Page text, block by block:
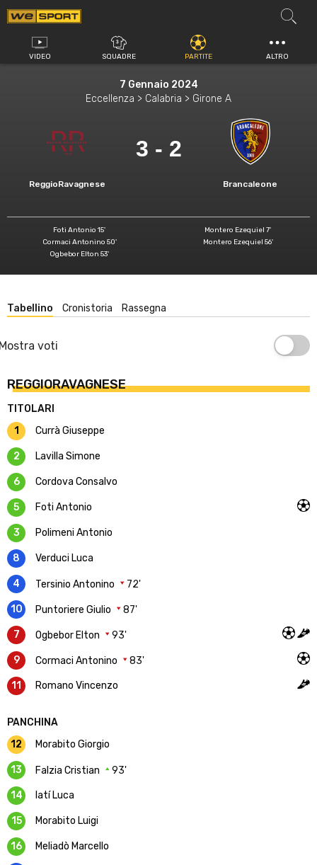
Vai
al
contenuto
VIDEO SQUADRE PARTITE ALTRO
7 Gennaio 2024
Eccellenza > Calabria > Girone A
ReggioRavagnese
3 - 2
Brancaleone
Foti Antonio 15'
Cormaci Antonino 50'
Ogbebor Elton 53'
Montero Ezequiel 7'
Montero Ezequiel 56'
Tabellino Cronistoria Rassegna
voti
REGGIORAVAGNESE
TITOLARI
1
Currà Giuseppe
2 Lavilla Simone
6 Cordova Consalvo
5 Foti Antonio
3 Polimeni Antonio
8 Verduci Luca
4 Tersinio Antonino 72'
10 Puntoriere Giulio 87'
7 Ogbebor Elton 93'
9 Cormaci Antonino 83'
11 Romano Vincenzo
PANCHINA
12
Morabito Giorgio
13 Falzia Cristian 93'
14 Iatí Luca
15 Morabito Luigi
16 Meliadò Marcello